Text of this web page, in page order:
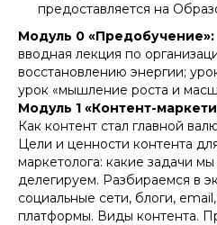
предоставляется на
Модуль 0 «Предобучение»:
вводная лекция по
восстановлению энергии;
урок «мышление роста и
Модуль 1 «Контент-
Как контент стал главной
Цели и ценности контента
маркетолога: какие задачи
делегируем. Разбираемся в
социальные сети, блоги,
платформы. Виды контента.